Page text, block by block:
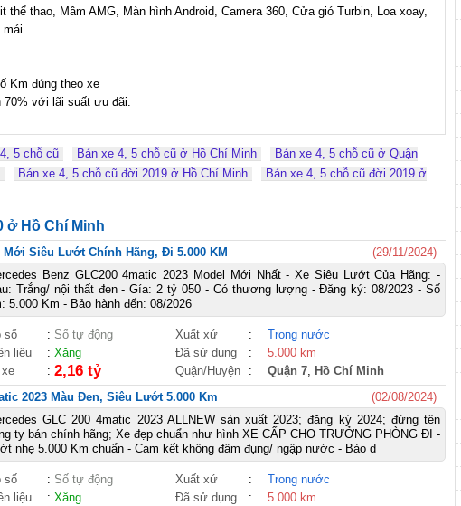
thể thao, Mâm AMG, Màn hình Android, Camera 360, Cửa gió Turbin, Loa xoay,
mái….
5 chỗ cũ Bán xe 4, 5 chỗ cũ ở Hồ Chí Minh
Bán xe 4, 5 chỗ cũ ở Quận
Bán xe 4, 5 chỗ cũ đời 2019 ở Hồ Chí Minh
Bán xe 4, 5 chỗ cũ đời 2019 ở
ở Hồ Chí Minh
Mới Siêu Lướt Chính Hãng, Đi 5.000 KM
(29/11/2024)
Benz GLC200 4matic 2023 Model Mới Nhất - Xe Siêu Lướt Của Hãng: -
Trắng/ nội thất đen - Gía: 2 tỷ 050 - Có thương lượng - Đăng ký: 08/2023 - Số
5.000 Km - Bảo hành đến: 08/2026
số : Số tự động Xuất xứ :
Trong nước
liệu
: Xăng Đã sử dụng :
5.000 km
: 2,16 tỷ Quận/Huyện : Quận 7, Hồ Chí Minh
2023 Màu Đen, Siêu Lướt 5.000 Km
(02/08/2024)
GLC 200 4matic 2023 ALLNEW sản xuất 2023; đăng ký 2024; đứng tên
ty bán chính hãng; Xe đẹp chuẩn như hình XE CẤP CHO TRƯỞNG PHÒNG ĐI -
nhẹ 5.000 Km chuẩn - Cam kết không đâm đụng/ ngập nước - Bảo d
số : Số tự động Xuất xứ :
Trong nước
liệu
: Xăng Đã sử dụng :
5.000 km